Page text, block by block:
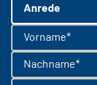
Anrede
Vorname*
Nachname*